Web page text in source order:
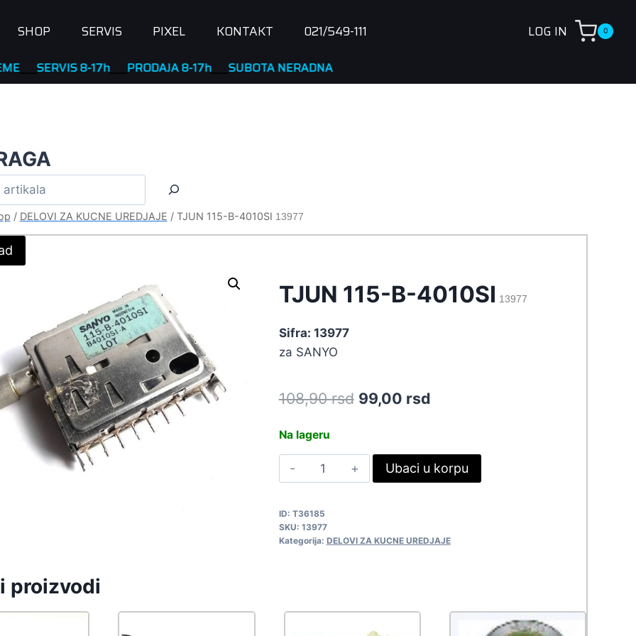
SHOP SERVIS PIXEL KONTAKT 021/549-111 LOG IN 0
8-17h____PRODAJA 8-17h____SUBOTA NERADNA
/ DELOVI ZA KUCNE UREDJAJE / TJUN 115-B-4010SI 13977
TJUN 115-B-4010SI 13977
Sifra: 13977
za SANYO
108,90rsd Original
108,90 rsd.
99,00 rsdCurrent
99,00 rsd.
Na lageru
TJUN
115-
4010SI
13977
Ubaci u korpu
ID: T36185
SKU: 13977
Kategorija: DELOVI ZA KUCNE UREDJAJE
proizvodi